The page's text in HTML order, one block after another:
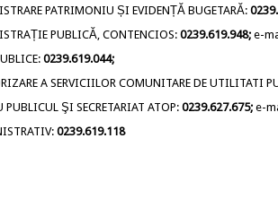
PATRIMONIU ȘI EVIDENȚĂ BUGETARĂ:
PUBLICĂ, CONTENCIOS:0239.619.948;e-
0239.619.044;
A SERVICIILOR COMUNITARE DE UTILITATI
PUBLICUL ŞI SECRETARIAT ATOP:0239.627.675;e-
0239.619.118